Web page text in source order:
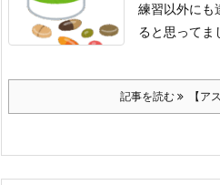
練習以外にも
ると思ってま
記事を読む 【ア